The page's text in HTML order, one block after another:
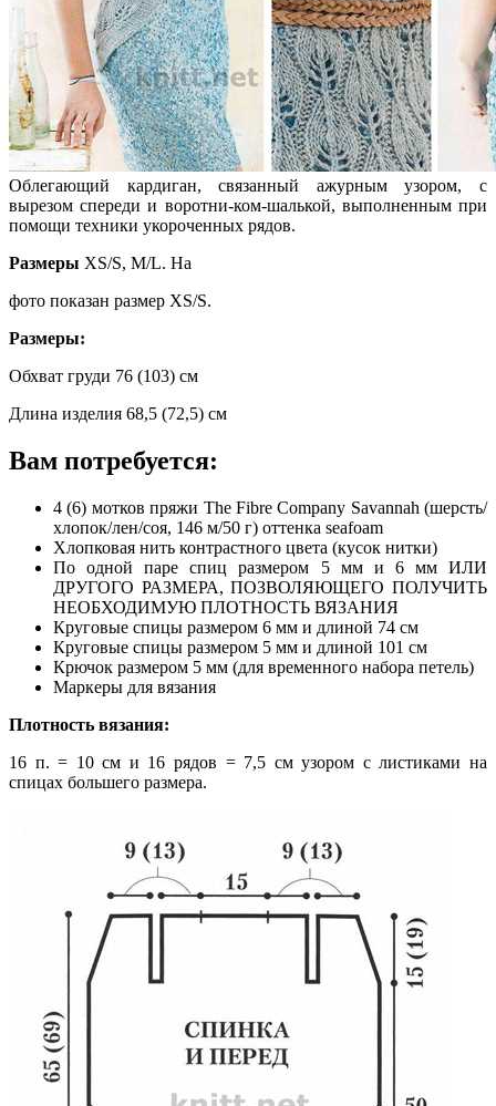
Облегающий кардиган, связанный ажурным узором, с
вырезом спереди и воротни-ком-шалькой, выполненным при
помощи техники укороченных рядов.
Размеры ХS/S, М/L. На
фото показан размер ХS/S.
Размеры:
Обхват груди 76 (103) см
Длина изделия 68,5 (72,5) см
Вам потребуется:
4 (6) мотков пряжи The Fibre Company Savannah (шерсть/
хлопок/лен/соя, 146 м/50 г) оттенка seafoam
Хлопковая нить контрастного цвета (кусок нитки)
По одной паре спиц размером 5 мм и 6 мм ИЛИ
ДРУГОГО РАЗМЕРА, ПОЗВОЛЯЮЩЕГО ПОЛУЧИТЬ
НЕОБХОДИМУЮ ПЛОТНОСТЬ ВЯЗАНИЯ
Круговые спицы размером 6 мм и длиной 74 см
Круговые спицы размером 5 мм и длиной 101 см
Крючок размером 5 мм (для временного набора петель)
Маркеры для вязания
Плотность вязания:
16 п. = 10 см и 16 рядов = 7,5 см узором с листиками на
спицах большего размера.